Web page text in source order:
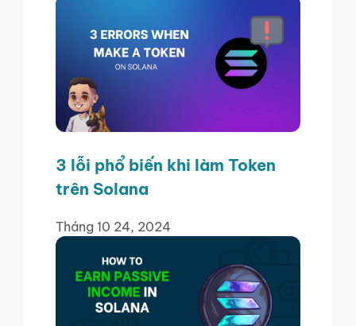
3 lỗi phổ biến khi làm Token
trên Solana
Tháng 10 24, 2024